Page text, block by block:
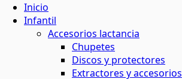
Inicio
Infantil
Accesorios lactancia
Chupetes
Discos y protectores
Extractores y accesorios